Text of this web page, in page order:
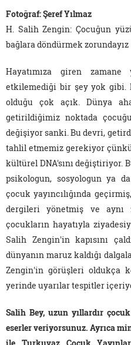
Fotoğraf: Şeref Yılmaz
H. Salih Zengin: Çocuğun
bağlara döndürmek zorundayız
Hayatımıza giren
etkilemediği bir şey yok
olduğu çok açık. Dünya
getirildiğimiz noktada
değişiyor sanki. Bu devri,
tahlil etmemiz gerekiyor
kültürel DNA'sını değiştiriyor.
psikologun, sosyologun ya
çocuk yayıncılığında
dergileri yönetmiş ve aynı
çocukların hayatıyla
Salih Zengin'in kapısını
dünyanın maruz kaldığı
Zengin'in görüşleri oldukça
yerinde uyarılar tespitler
Salih Bey, uzun yıllardır
eserler veriyorsunuz. Ayrıca